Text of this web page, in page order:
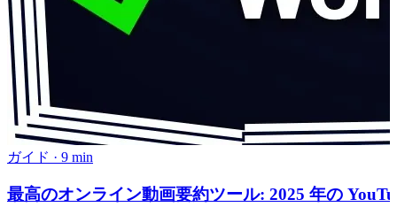
ガイド · 9 min
最高のオンライン動画要約ツール: 2025 年の